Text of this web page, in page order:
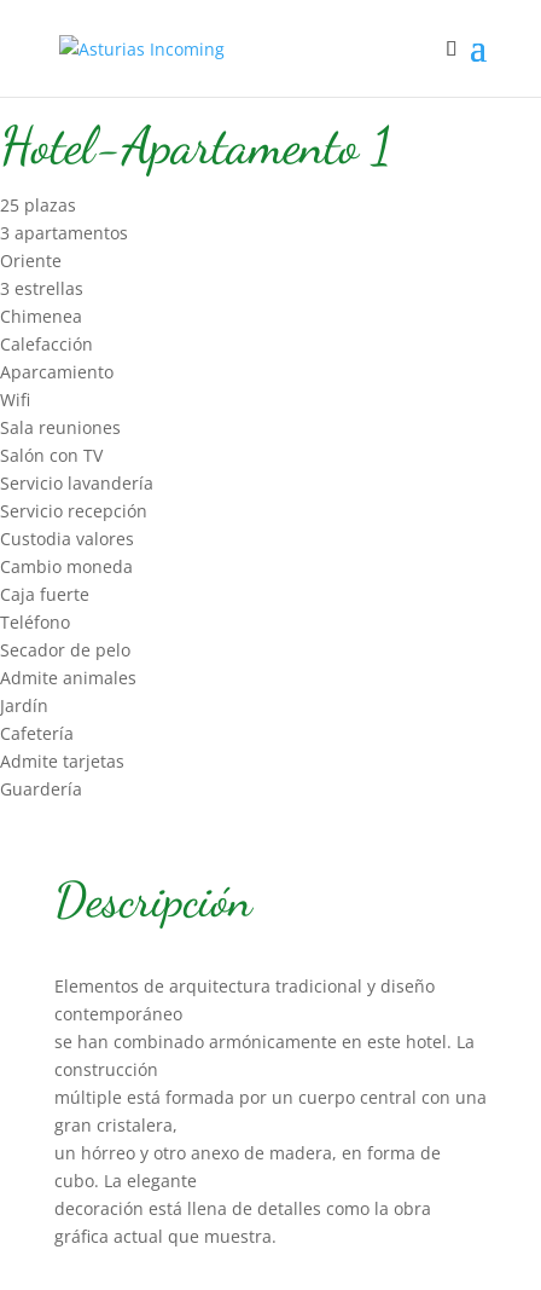
Hotel-Apartamento 1
25 plazas
3 apartamentos
Oriente
3 estrellas
Chimenea
Calefacción
Aparcamiento
Wifi
Sala reuniones
Salón con TV
Servicio lavandería
Servicio recepción
Custodia valores
Cambio moneda
Caja fuerte
Teléfono
Secador de pelo
Admite animales
Jardín
Cafetería
Admite tarjetas
Guardería
Descripción
Elementos de arquitectura tradicional y diseño
contemporáneo
se han combinado armónicamente en este hotel. La
construcción
múltiple está formada por un cuerpo central con una
gran cristalera,
un hórreo y otro anexo de madera, en forma de
cubo. La elegante
decoración está llena de detalles como la obra
gráfica actual que muestra.